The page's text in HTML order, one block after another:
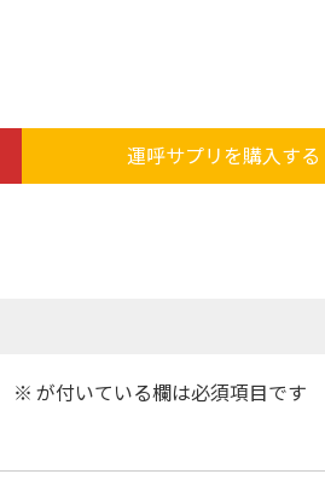
運呼サプリを購入する
※ が付いている欄は必須項目です